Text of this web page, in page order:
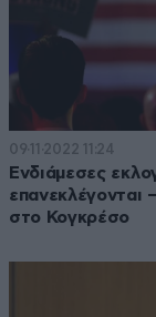
09·11·2022 11:24
Ενδιάμεσες
επανεκλέγονται
στο Κογκρέσο